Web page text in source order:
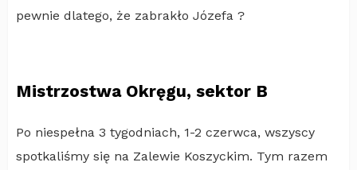
pewnie dlatego, że zabrakło Józefa ?
Mistrzostwa Okręgu, sektor B
Po niespełna 3 tygodniach, 1-2 czerwca, wszyscy
spotkaliśmy się na Zalewie Koszyckim. Tym razem